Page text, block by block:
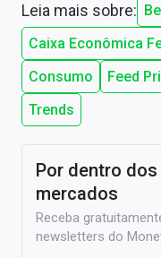
Leia mais sobre:
Caixa Econômica
Consumo
Feed
Trends
Por dentro dos
mercados
Receba
newsletters do